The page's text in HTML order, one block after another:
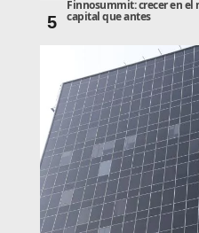
5
Finnosummit: crecer en el
capital que antes